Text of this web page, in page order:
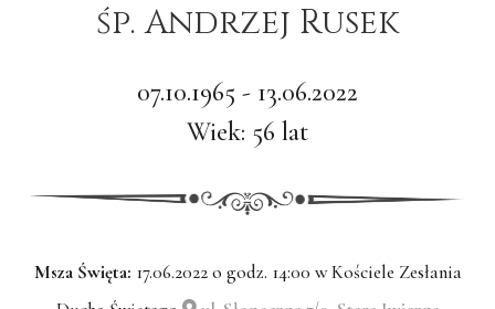
śp. Andrzej Rusek
07.10.1965 - 13.06.2022
Wiek: 56 lat
Msza Święta: 17.06.2022 o godz. 14:00 w Kościele Zesłania